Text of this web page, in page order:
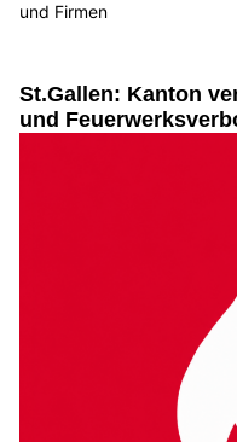
und Firmen
St.Gallen: Kanton
und